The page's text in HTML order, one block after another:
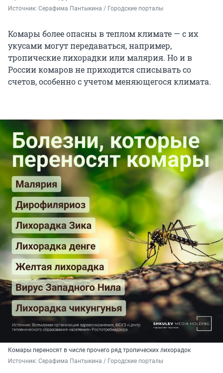
Источник: Серафима Пантыкина / Городские порталы
Комары более опасны в теплом климате — с их
укусами могут передаваться, например,
тропические лихорадки или малярия. Но и в
России комаров не приходится списывать со
счетов, особенно с учетом меняющегося климата.
Комары переносят в числе прочего ряд тропических лихорадок
Источник: Серафима Пантыкина / Городские порталы